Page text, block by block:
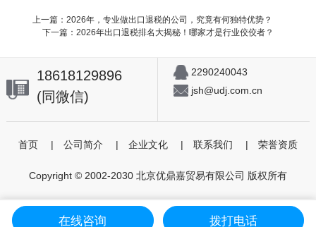
上一篇：2026年，专业做出口退税的公司，究竟有何独特优势？
下一篇：2026年出口退税排名大揭秘！哪家才是行业佼佼者？
18618129896
(同微信)
2290240043
jsh@udj.com.cn
首页 | 公司简介 | 企业文化 | 联系我们 | 荣誉资质
Copyright © 2002-2030 北京优鼎嘉贸易有限公司 版权所有
在线咨询 拨打电话